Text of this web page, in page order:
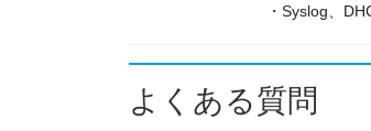
・Syslog、
よくある質問